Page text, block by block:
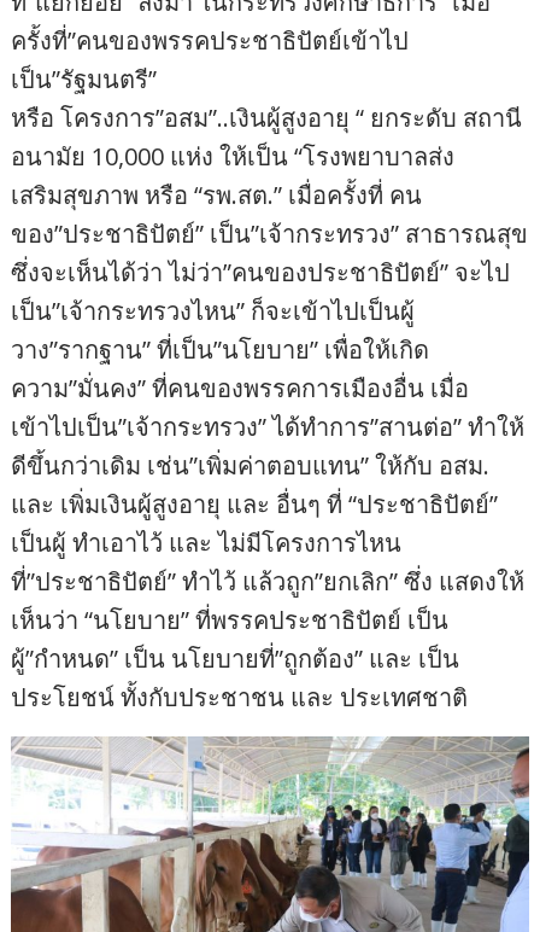
ครั้งที่”คนของพรรคประชาธิปัตย์เข้าไป
เป็น”รัฐมนตรี”
หรือ โครงการ”อสม”..เงินผู้สูงอายุ “ ยกระดับ สถานี
อนามัย 10,000 แห่ง ให้เป็น “โรงพยาบาลส่ง
เสริมสุขภาพ หรือ “รพ.สต.” เมื่อครั้งที่ คน
ของ”ประชาธิปัตย์” เป็น”เจ้ากระทรวง” สาธารณสุข
ซึ่งจะเห็นได้ว่า ไม่ว่า”คนของประชาธิปัตย์” จะไป
เป็น”เจ้ากระทรวงไหน” ก็จะเข้าไปเป็นผู้
วาง”รากฐาน” ที่เป็น”นโยบาย” เพื่อให้เกิด
ความ”มั่นคง” ที่คนของพรรคการเมืองอื่น เมื่อ
เข้าไปเป็น”เจ้ากระทรวง” ได้ทำการ”สานต่อ” ทำให้
ดีขึ้นกว่าเดิม เช่น”เพิ่มค่าตอบแทน” ให้กับ อสม.
และ เพิ่มเงินผู้สูงอายุ และ อื่นๆ ที่ “ประชาธิปัตย์”
เป็นผู้ ทำเอาไว้ และ ไม่มีโครงการไหน
ที่”ประชาธิปัตย์” ทำไว้ แล้วถูก”ยกเลิก” ซึ่ง แสดงให้
เห็นว่า “นโยบาย” ที่พรรคประชาธิปัตย์ เป็น
ผู้”กำหนด” เป็น นโยบายที่”ถูกต้อง” และ เป็น
ประโยชน์ ทั้งกับประชาชน และ ประเทศชาติ